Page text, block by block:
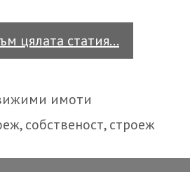
цялата статия…
става
право
имоти
,собственост,строеж